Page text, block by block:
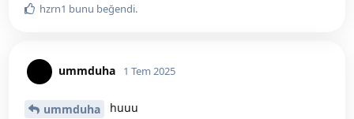
hzrn1 bunu beğendi.
ummduha 1 Tem 2025
ummduha huuu